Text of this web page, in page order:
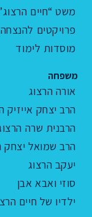
משט “חיים
פרויקטים להנצחה
מוסדות לימוד
משפחה
אורה הרצוג
הרב יצחק אייזיק
הרבנית שרה
הרב שמואל יצחק
יעקב הרצוג
סוזי ואבא אבן
ילדיו של חיים